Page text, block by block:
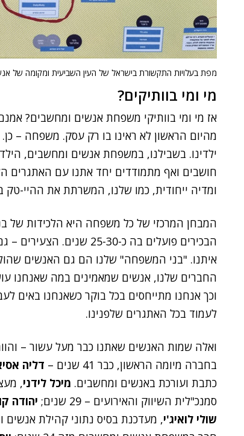
מפת בעלויות התקשורת בישראל של העין השביעית ומקומה של
מי ומי בוותיקים?
אז מי ומי בוותיקי משפחת אנשים ומחשבים?
מהיום הראשון לא ראינו בו רק עסק. משפחה –
ילדינו. בשבילנו, במשפחת אנשים ומחשבים,
חושבים ואף מתמודדים יחד אתנו עם האתגרים
ומדיה ייחודית, כמו שלנו, המשרתת את ההיי-טק
איתנו. "בני המשפחה" שלנו הם גם האנשים
החברים שלנו, אנשים שמאמינים במה שאנחנו
וכך אנחנו מתייחסים בכל בוקר כשאנחנו באים
לעמוד בכל האתגרים שלפנינו.
ואלה שמות האנשים שאתנו כבר מעל עשור –
בחברה מיומה הראשון, כבר 41 שנים –
דליה
כתבת ועורכת באנשים ומחשבים. מיכל לידני,
סמנכ"לית השיווק והאירועים – 29 שנים;
יהודה
שולי לואיג'י, מעדכנת בסיס נתוני קהילת אנשים